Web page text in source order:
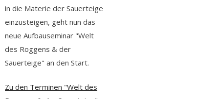
in die Materie der Sauerteige
einzusteigen, geht nun das
neue Aufbauseminar "Welt
des Roggens & der
Sauerteige" an den Start.
Zu den Terminen "Welt des